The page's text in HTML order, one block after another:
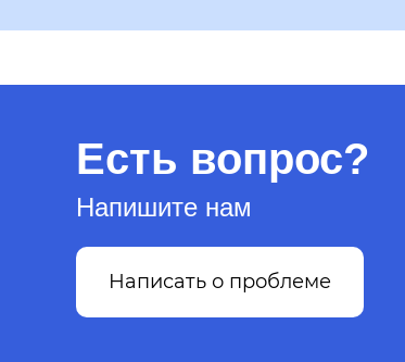
Есть вопрос?
Напишите нам
Написать о проблеме